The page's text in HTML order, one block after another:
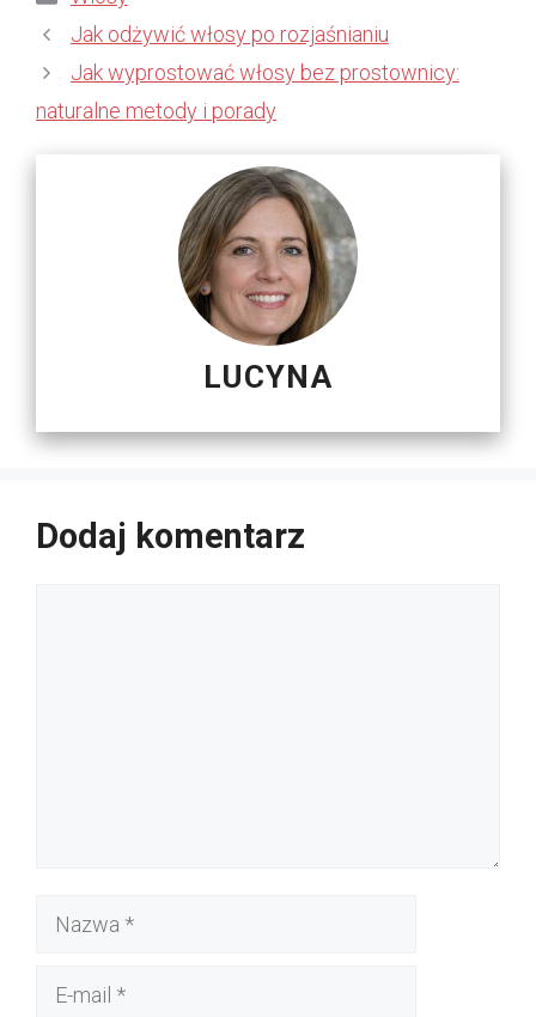
Jak odżywić włosy po rozjaśnianiu
Jak wyprostować włosy bez prostownicy:
naturalne metody i porady
LUCYNA
Dodaj komentarz
Nazwa